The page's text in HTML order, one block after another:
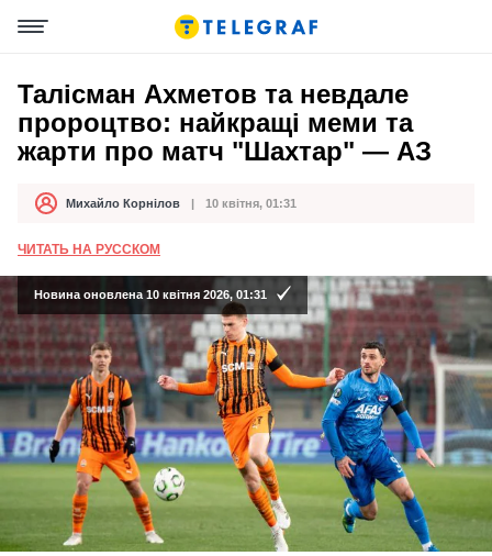
Талісман Ахметов та невдале
пророцтво: найкращі меми та
жарти про матч "Шахтар" — АЗ
АвторМихайло Корнілов
Дата публікації 10 квітня, 01:31
ЧИТАТЬ НА РУССКОМ
Новина оновлена 10 квітня 2026, 01:31